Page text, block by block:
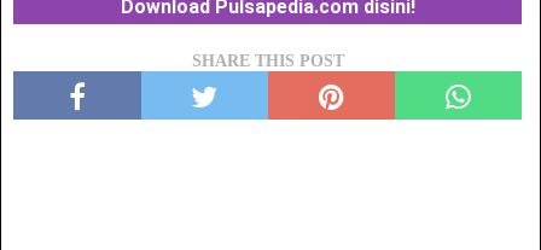
Download Pulsapedia.com disini!
SHARE THIS POST